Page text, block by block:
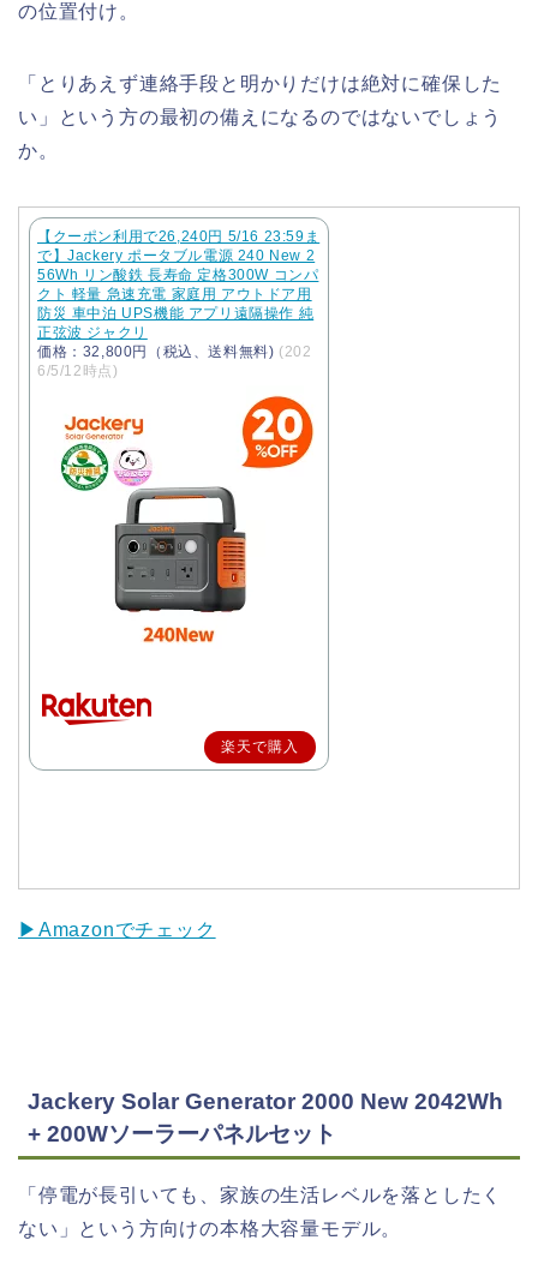
の位置付け。
「とりあえず連絡手段と明かりだけは絶対に確保した
い」という方の最初の備えになるのではないでしょう
か。
【クーポン利用で26,240円 5/16 23:59ま
で】Jackery ポータブル電源 240 New 2
56Wh リン酸鉄 長寿命 定格300W コンパ
クト 軽量 急速充電 家庭用 アウトドア用
防災 車中泊 UPS機能 アプリ遠隔操作 純
正弦波 ジャクリ
価格：32,800円（税込、送料無料) (202
6/5/12時点)
楽天で購入
▶Amazonでチェック
Jackery Solar Generator 2000 New 2042Wh
+ 200Wソーラーパネルセット
「停電が長引いても、家族の生活レベルを落としたく
ない」という方向けの本格大容量モデル。